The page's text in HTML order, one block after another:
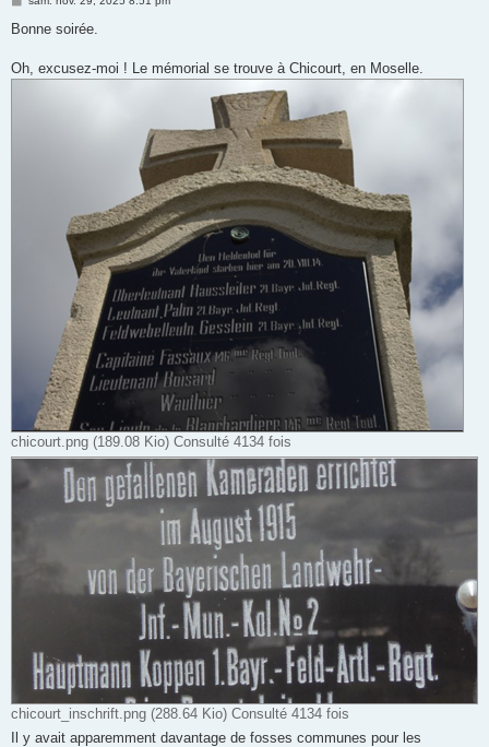
s
g
e
Bonne soirée.
Oh, excusez-moi ! Le mémorial se trouve à Chicourt, en Moselle.
chicourt.png (189.08 Kio) Consulté 4134 fois
chicourt_inschrift.png (288.64 Kio) Consulté 4134 fois
Il y avait apparemment davantage de fosses communes pour les